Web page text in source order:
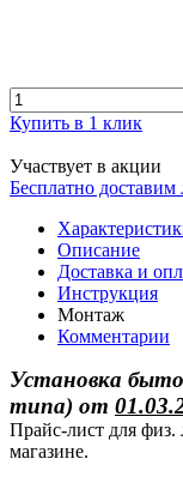
Купить в 1 клик
Участвует в акции
Бесплатно
Описание
Доставка и
Инструкция
Монтаж
Комментарии
Установка
типа) от
Прайс-лист для
магазине.